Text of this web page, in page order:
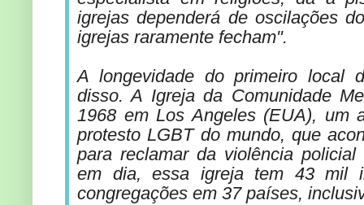
igrejas dependerá de oscilações
igrejas raramente fecham".
A longevidade do primeiro local
disso. A Igreja da Comunidade
1968 em Los Angeles (EUA), um
protesto LGBT do mundo, que
para reclamar da violência
em dia, essa igreja tem 43 mil
congregações em 37 países,